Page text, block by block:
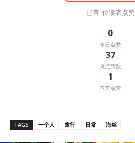
已有1位读者点赞
0
今日点赞
37
总点赞数
1
本文点赞
TAGS 一个人 旅行 日常 海丝